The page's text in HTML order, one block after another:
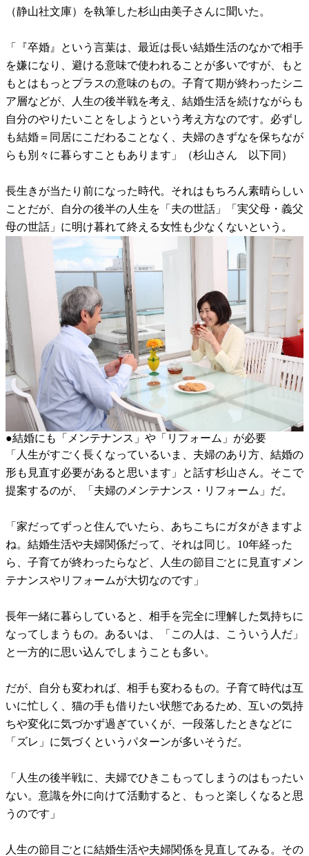
（静山社文庫）を執筆した杉山由美子さんに聞いた。
「『卒婚』という言葉は、最近は長い結婚生活のなかで相手
を嫌になり、避ける意味で使われることが多いですが、もと
もとはもっとプラスの意味のもの。子育て期が終わったシニ
ア層などが、人生の後半戦を考え、結婚生活を続けながらも
自分のやりたいことをしようという考え方なのです。必ずし
も結婚＝同居にこだわることなく、夫婦のきずなを保ちなが
らも別々に暮らすこともあります」（杉山さん 以下同）
長生きが当たり前になった時代。それはもちろん素晴らしい
ことだが、自分の後半の人生を「夫の世話」「実父母・義父
母の世話」に明け暮れて終える女性も少なくないという。
●結婚にも「メンテナンス」や「リフォーム」が必要
「人生がすごく長くなっているいま、夫婦のあり方、結婚の
形も見直す必要があると思います」と話す杉山さん。そこで
提案するのが、「夫婦のメンテナンス・リフォーム」だ。
「家だってずっと住んでいたら、あちこちにガタがきますよ
ね。結婚生活や夫婦関係だって、それは同じ。10年経った
ら、子育てが終わったらなど、人生の節目ごとに見直すメン
テナンスやリフォームが大切なのです」
長年一緒に暮らしていると、相手を完全に理解した気持ちに
なってしまうもの。あるいは、「この人は、こういう人だ」
と一方的に思い込んでしまうことも多い。
だが、自分も変われば、相手も変わるもの。子育て時代は互
いに忙しく、猫の手も借りたい状態であるため、互いの気持
ちや変化に気づかず過ぎていくが、一段落したときなどに
「ズレ」に気づくというパターンが多いそうだ。
「人生の後半戦に、夫婦でひきこもってしまうのはもったい
ない。意識を外に向けて活動すると、もっと楽しくなると思
うのです」
人生の節目ごとに結婚生活や夫婦関係を見直してみる。その